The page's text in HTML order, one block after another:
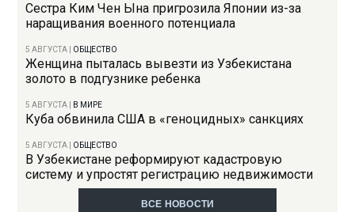
Сестра Ким Чен Ына пригрозила Японии из-за
наращивания военного потенциала
5 АВГУСТА ОБЩЕСТВО
Женщина пыталась вывезти из Узбекистана
золото в подгузнике ребенка
5 АВГУСТА В МИРЕ
Куба обвинила США в «геноцидных» санкциях
5 АВГУСТА ОБЩЕСТВО
В Узбекистане реформируют кадастровую
систему и упростят регистрацию недвижимости
ВСЕ НОВОСТИ